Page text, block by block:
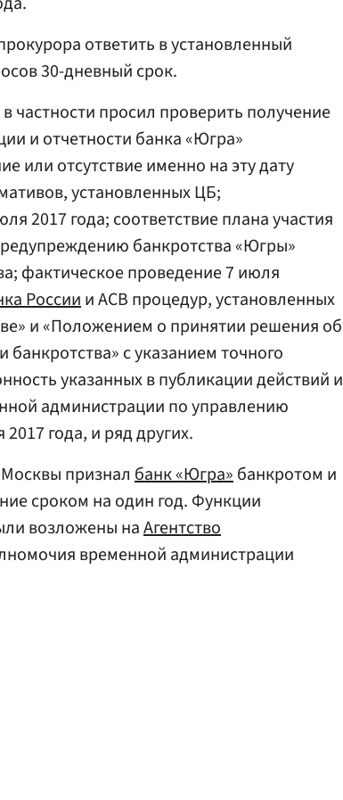
ответить в установленный
30-дневный срок.
частности просил проверить получение
и отчетности банка «Югра»
или отсутствие именно на эту дату
установленных ЦБ;
2017 года; соответствие плана участия
банкротства «Югры»
фактическое проведение 7 июля
Россиии АСВ процедур, установленных
и «Положением о принятии решения об
с указанием точного
указанных в публикации действий и
администрации по управлению
года, и ряд других.
признал банк «Югра»банкротом и
сроком на один год. Функции
возложены наАгентство
временной администрации